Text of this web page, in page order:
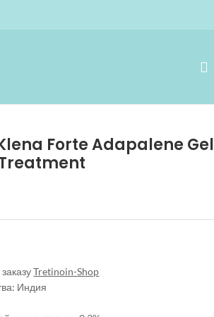
Forte Adapalene Gel
Tretinoin-Shop
Индия